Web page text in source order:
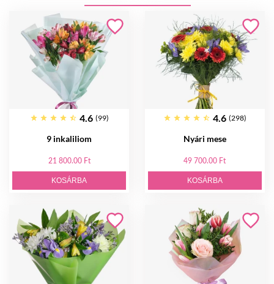
4.6 (99)
9 inkaliliom
21 800.00 Ft
KOSÁRBA
4.6 (298)
Nyári mese
49 700.00 Ft
KOSÁRBA